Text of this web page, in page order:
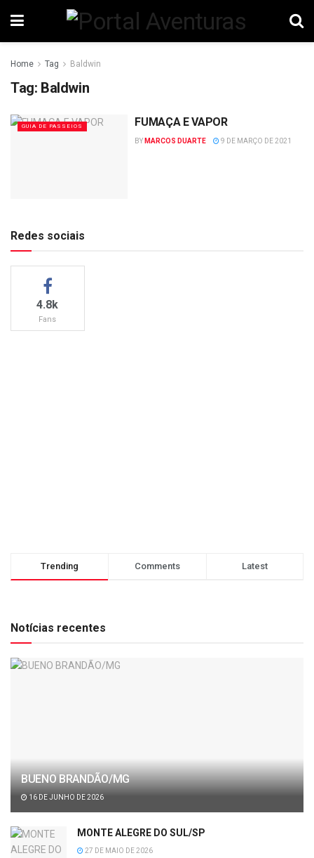
Home Tag Baldwin
Tag: Baldwin
GUIA DE PASSEIOS FUMAÇA E VAPOR
BY MARCOS DUARTE 9 DE MARÇO DE 2021
Redes sociais
4.8k
Fans
Trending Comments Latest
Notícias recentes
BUENO BRANDÃO/MG
16 DE JUNHO DE 2026
MONTE ALEGRE DO SUL/SP
27 DE MAIO DE 2026